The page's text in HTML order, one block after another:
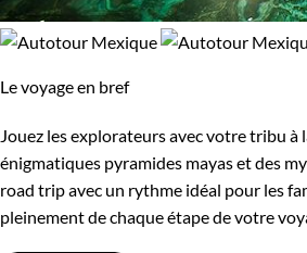
Le voyage en bref
Jouez les explorateurs avec votre tribu à
énigmatiques pyramides mayas et des
road trip avec un rythme idéal pour les
pleinement de chaque étape de votre